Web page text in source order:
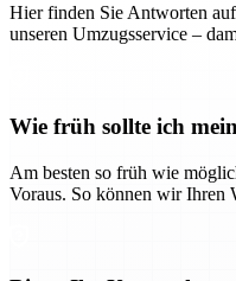
Hier finden Sie Antworten
unseren Umzugsservice –
Wie früh sollte ich
Am besten so früh wie
Voraus. So können wir Ihren